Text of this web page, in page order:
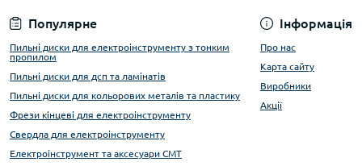
Популярне
Пильні диски для електроінструменту з тонким
пропилом
Пильні диски для дсп та ламінатів
Пильні диски для кольорових металів та пластику
Фрези кінцеві для електроінструменту
Свердла для електроінструменту
Електроінструмент та аксесуари CMT
Інформація
Про нас
Карта сайту
Виробники
Акції